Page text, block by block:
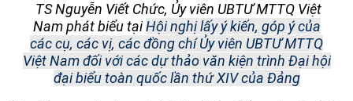
TS Nguyễn Viết Chức, Ủy viên UBTƯ MTTQ Việt
Nam phát biểu tạiHội nghị lấy ý kiến, góp ý của
các cụ, các vị, các đồng chí Ủy viên UBTƯ MTTQ
Việt Nam đối với các dự thảo văn kiện trình Đại hội
đại biểu toàn quốc lần thứ XIV của Đảng